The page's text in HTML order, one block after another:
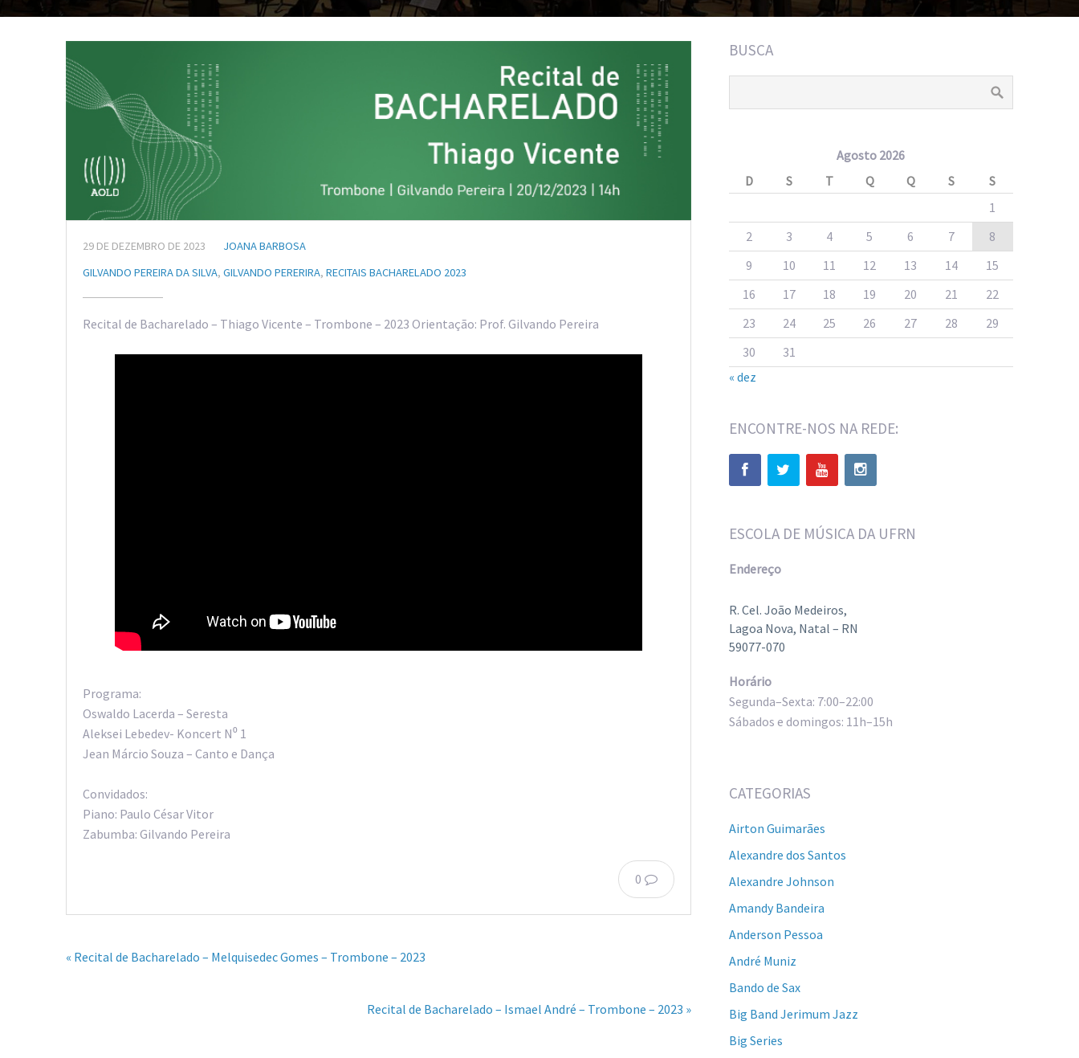
29 DE DEZEMBRO DE 2023
JOANA BARBOSA
GILVANDO PEREIRA DA SILVA, GILVANDO PERERIRA, RECITAIS BACHARELADO 2023
Recital de Bacharelado – Thiago Vicente – Trombone – 2023 Orientação: Prof. Gilvando Pereira
Programa:
Oswaldo Lacerda – Seresta
Aleksei Lebedev- Koncert N⁰ 1
Jean Márcio Souza – Canto e Dança
Convidados:
Piano: Paulo César Vitor
Zabumba: Gilvando Pereira
0
« Recital de Bacharelado – Melquisedec Gomes – Trombone – 2023
Recital de Bacharelado – Ismael André – Trombone – 2023 »
BUSCA
Agosto 2026
D
S T Q Q S
S
1
2
3 4 5 6 7
8
9
10 11 12 13 14
15
16
17 18 19 20 21
22
23
24 25 26 27 28
29
30
31
« dez
ENCONTRE-NOS NA REDE:
ESCOLA DE MÚSICA DA UFRN
Endereço
R. Cel. João Medeiros,
Lagoa Nova, Natal – RN
59077-070
Horário
Segunda–Sexta: 7:00–22:00
Sábados e domingos: 11h–15h
CATEGORIAS
Airton Guimarães
Alexandre dos Santos
Alexandre Johnson
Amandy Bandeira
Anderson Pessoa
André Muniz
Bando de Sax
Big Band Jerimum Jazz
Big Series